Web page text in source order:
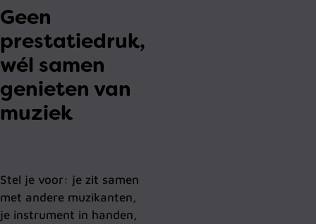
Geen
prestatiedruk,
wél samen
genieten van
muziek
Stel je voor: je zit samen
met andere muzikanten,
je instrument in handen,